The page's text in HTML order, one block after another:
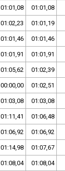
01:01,08 01:01,08
01:02,23 01:01,19
01:01,46 01:01,46
01:01,91 01:01,91
01:05,62 01:02,39
00:00,00 01:02,51
01:03,08 01:03,08
01:11,41 01:06,48
01:06,92 01:06,92
01:14,98 01:07,67
01:08,04 01:08,04